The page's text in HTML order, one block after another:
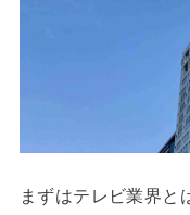
まずはテレビ業界と